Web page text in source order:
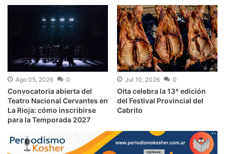
Ago 05, 2026 0
Convocatoria abierta del
Teatro Nacional Cervantes en
La Rioja: cómo inscribirse
para la Temporada 2027
Jul 10, 2026 0
Olta celebra la 13ª edición
del Festival Provincial del
Cabrito